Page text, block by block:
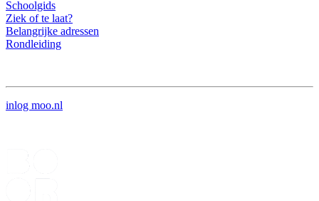
Schoolgids
Ziek of te laat?
Belangrijke adressen
Rondleiding
inlog moo.nl